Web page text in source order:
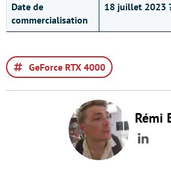
Date de
commercialisation
18 juillet 2023
GeForce RTX 4000
Rémi